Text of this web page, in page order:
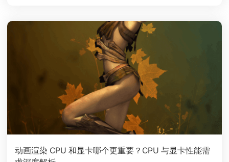
动画渲染 CPU 和显卡哪个更重要？CPU 与显卡性能需